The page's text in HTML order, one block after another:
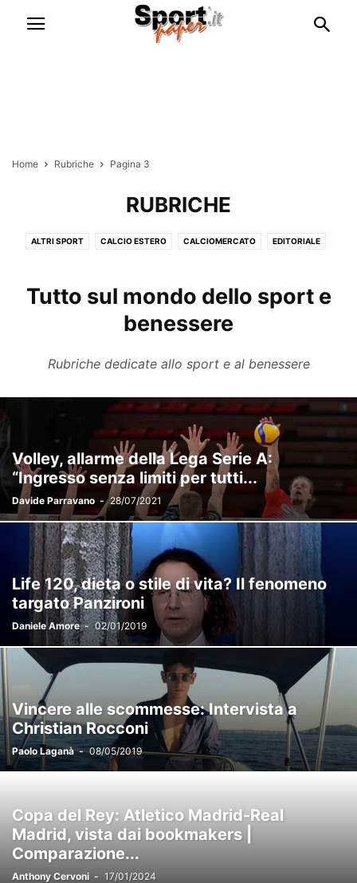
Home Rubriche Pagina 3
RUBRICHE
ALTRI SPORT CALCIO ESTERO CALCIOMERCATO EDITORIALE
Tutto sul mondo dello sport e
benessere
Rubriche dedicate allo sport e al benessere
Volley, allarme della Lega Serie A:
“Ingresso senza limiti per tutti...
Davide Parravano - 28/07/2021
Life 120, dieta o stile di vita? Il fenomeno
targato Panzironi
Daniele Amore - 02/01/2019
Vincere alle scommesse: Intervista a
Christian Rocconi
Paolo Laganà - 08/05/2019
Copa del Rey: Atletico Madrid-Real
Madrid, vista dai bookmakers |
Comparazione...
Anthony Cervoni - 17/01/2024